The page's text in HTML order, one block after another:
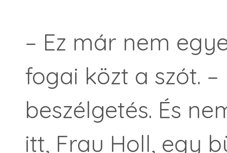
– Ez már nem
fogai közt a szót.
beszélgetés. És
itt, Frau Holl, egy